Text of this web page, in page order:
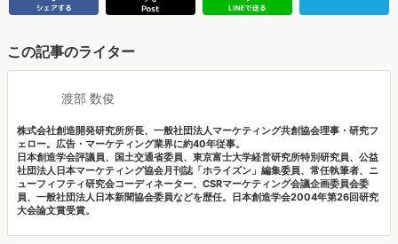
この記事のライター
渡部 数俊
株式会社創造開発研究所所長、一般社団法人マーケティング共創協会理事・研究フ
ェロー。広告・マーケティング業界に約40年従事。
日本創造学会評議員、国土交通省委員、東京富士大学経営研究所特別研究員、公益
社団法人日本マーケティング協会月刊誌「ホライズン」編集委員、常任執筆者、ニ
ューフィフティ研究会コーディネーター、CSRマーケティング会議企画委員会委
員、一般社団法人日本新聞協会委員などを歴任。日本創造学会2004年第26回研究
大会論文賞受賞。